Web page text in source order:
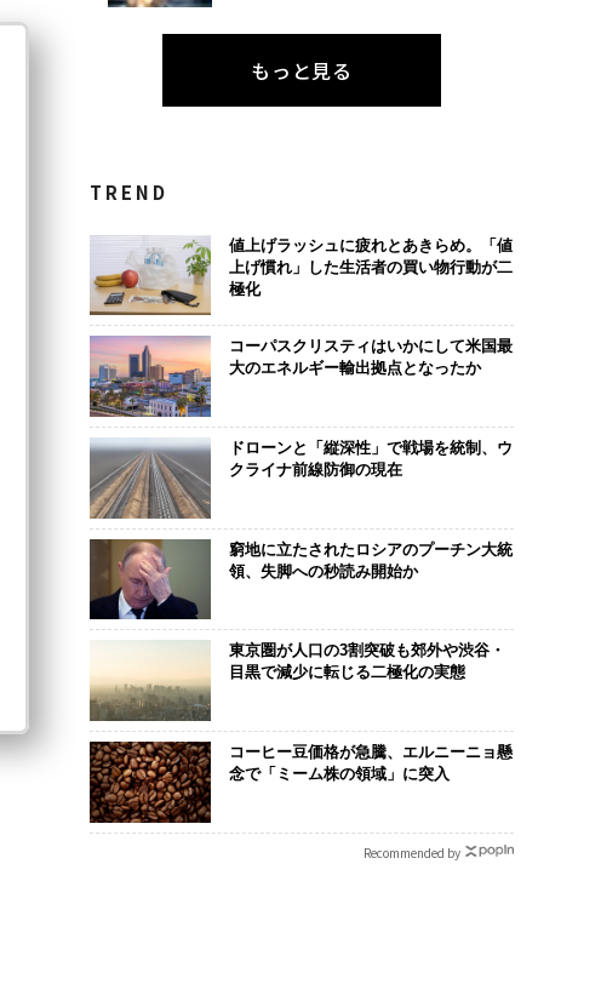
もっと見る
TREND
値上げラッシュに疲れとあきらめ。「値
上げ慣れ」した生活者の買い物行動が二
極化
コーパスクリスティはいかにして米国最
大のエネルギー輸出拠点となったか
ドローンと「縦深性」で戦場を統制、ウ
クライナ前線防御の現在
窮地に立たされたロシアのプーチン大統
領、失脚への秒読み開始か
東京圏が人口の3割突破も郊外や渋谷・
目黒で減少に転じる二極化の実態
コーヒー豆価格が急騰、エルニーニョ懸
念で「ミーム株の領域」に突入
Recommended by